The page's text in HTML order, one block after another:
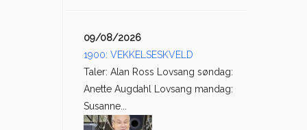
09/08/2026
1900: VEKKELSESKVELD
Taler: Alan Ross Lovsang søndag:
Anette Augdahl Lovsang mandag:
Susanne...